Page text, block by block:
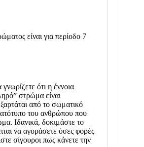
είναι για περίοδο 7
ότι η έννοια
στρώμα είναι
από το σωματικό
του ανθρώπου που
Ιδανικά, δοκιμάστε το
να αγοράσετε όσες φορές
σίγουροι πως κάνετε την